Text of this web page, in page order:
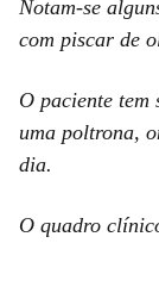
Notam-se
com piscar de
O paciente tem
uma poltrona,
dia.
O quadro